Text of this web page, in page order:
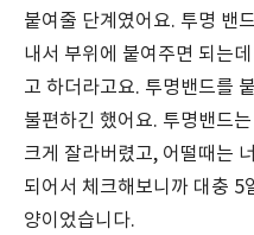
붙여줄 단계였어요. 투명 밴
내서 부위에 붙여주면 되는
고 하더라고요. 투명밴드를
불편하긴 했어요. 투명밴드
크게 잘라버렸고, 어떨때는
되어서 체크해보니까 대충 5
양이었습니다.